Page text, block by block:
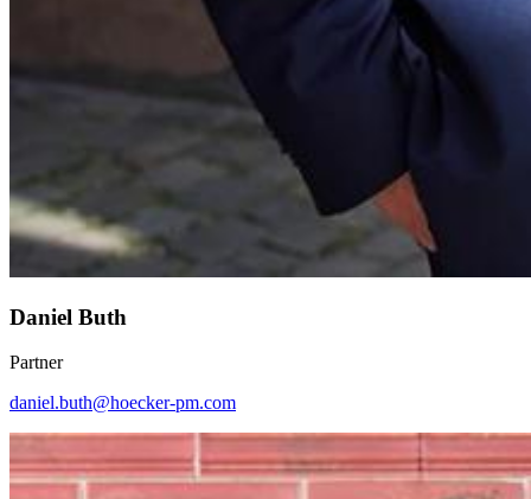
Daniel Buth
Partner
daniel.buth@hoecker-pm.com